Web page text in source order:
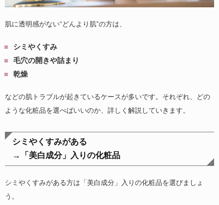
肌に透明感がない“どんより肌”の方は、
シミやくすみ
毛穴の開きや詰まり
乾燥
などの肌トラブルが起きているケースが多いです。それぞれ、どの
ような化粧品を選べばいいのか、詳しく解説していきます。
シミやくすみがある
→「美白成分」入りの化粧品
シミやくすみがある方は「美白成分」入りの化粧品を選びましょ
う。